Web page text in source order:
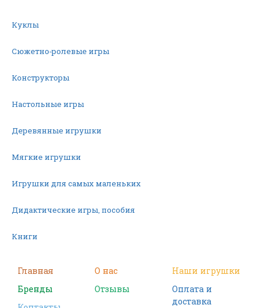
Куклы
Сюжетно-ролевые игры
Конструкторы
Настольные игры
Деревянные игрушки
Мягкие игрушки
Игрушки для самых маленьких
Дидактические игры, пособия
Книги
Фигурки
Главная О нас
Наши игрушки
Бренды
Отзывы
Оплата и
доставка